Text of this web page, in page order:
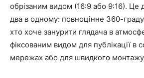
обрізаним видом (16:9 або 9:16). Це
два в одному: повноцінне 360-
хто хоче занурити глядача в
фіксованим видом для публікації в
мережах або для швидкого